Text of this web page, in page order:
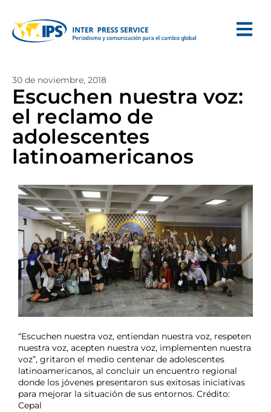
30 de noviembre, 2018
Escuchen nuestra voz:
el reclamo de
adolescentes
latinoamericanos
“Escuchen nuestra voz, entiendan nuestra voz, respeten
nuestra voz, acepten nuestra voz, implementen nuestra
voz”, gritaron el medio centenar de adolescentes
latinoamericanos, al concluir un encuentro regional
donde los jóvenes presentaron sus exitosas iniciativas
para mejorar la situación de sus entornos. Crédito:
Cepal